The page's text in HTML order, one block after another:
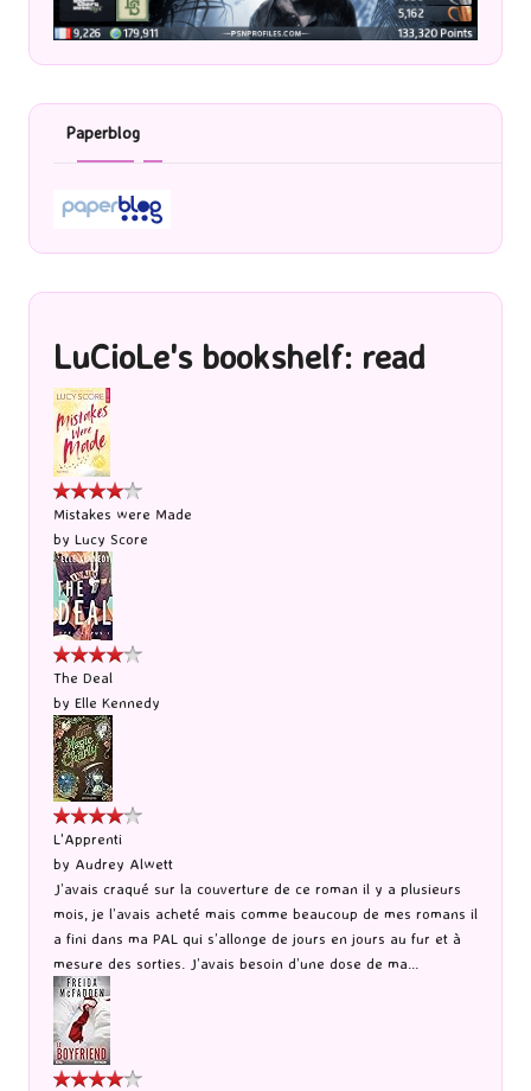
Paperblog
LuCioLe's bookshelf: read
Mistakes were Made
by Lucy Score
The Deal
by Elle Kennedy
L'Apprenti
by Audrey Alwett
J’avais craqué sur la couverture de ce roman il y a plusieurs
mois, je l’avais acheté mais comme beaucoup de mes romans il
a fini dans ma PAL qui s’allonge de jours en jours au fur et à
mesure des sorties. J’avais besoin d’une dose de ma...